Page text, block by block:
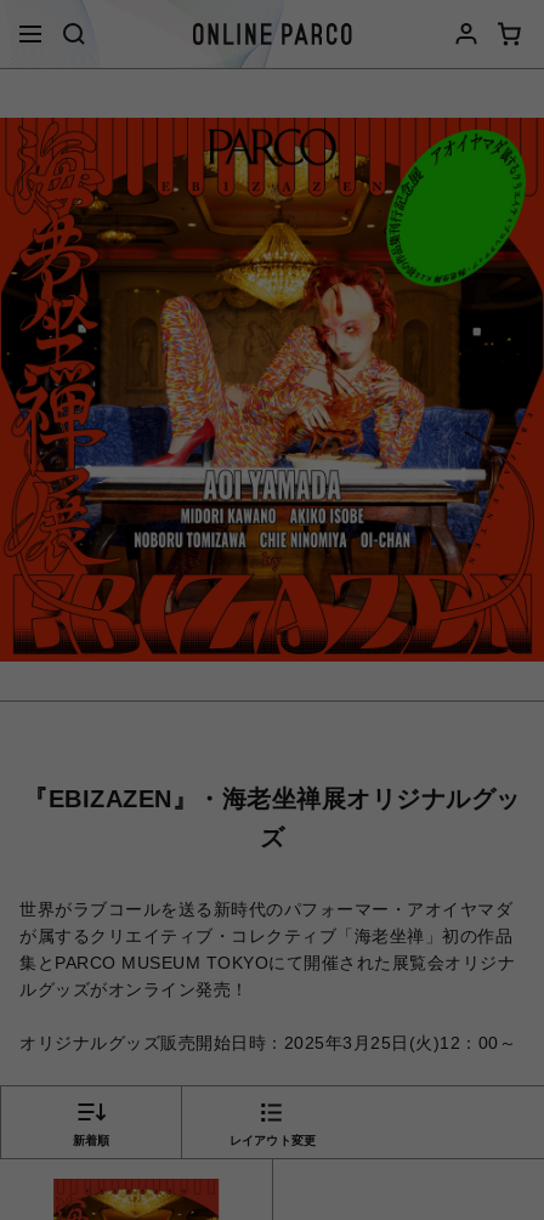
『EBIZAZEN』・海老坐禅展オリジナルグッ
ズ
世界がラブコールを送る新時代のパフォーマー・アオイヤマダ
が属するクリエイティブ・コレクティブ「海老坐禅」初の作品
集とPARCO MUSEUM TOKYOにて開催された展覧会オリジナ
ルグッズがオンライン発売！
オリジナルグッズ販売開始日時：2025年3月25日(火)12：00～
新着順 レイアウト変更